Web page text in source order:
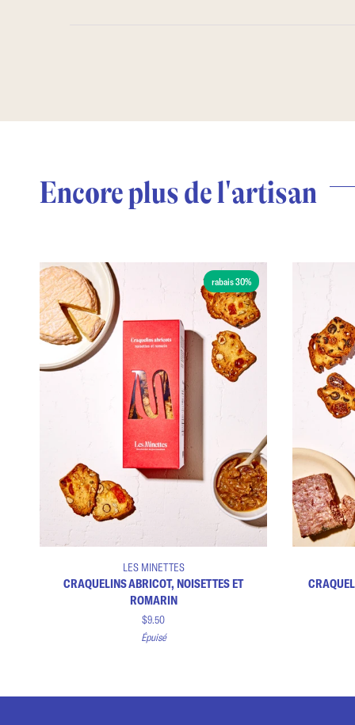
Encore plus de l'artisan
rabais 30%
Ajouter au panier
abricot,
LES MINETTES
CRAQUELINS ABRICOT, NOISETTES ET
ROMARIN
$9.50
Épuisé
figues,